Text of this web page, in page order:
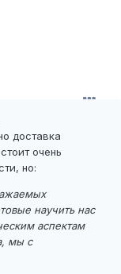
доставка
очень
но:
научить нас
аспектам
мы с